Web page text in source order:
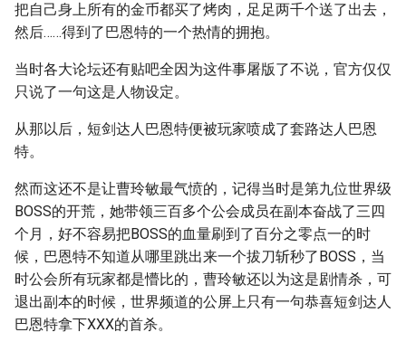
把自己身上所有的金币都买了烤肉，足足两千个送了出去，
然后……得到了巴恩特的一个热情的拥抱。
当时各大论坛还有贴吧全因为这件事屠版了不说，官方仅仅
只说了一句这是人物设定。
从那以后，短剑达人巴恩特便被玩家喷成了套路达人巴恩
特。
然而这还不是让曹玲敏最气愤的，记得当时是第九位世界级
BOSS的开荒，她带领三百多个公会成员在副本奋战了三四
个月，好不容易把BOSS的血量刷到了百分之零点一的时
候，巴恩特不知道从哪里跳出来一个拔刀斩秒了BOSS，当
时公会所有玩家都是懵比的，曹玲敏还以为这是剧情杀，可
退出副本的时候，世界频道的公屏上只有一句恭喜短剑达人
巴恩特拿下XXX的首杀。